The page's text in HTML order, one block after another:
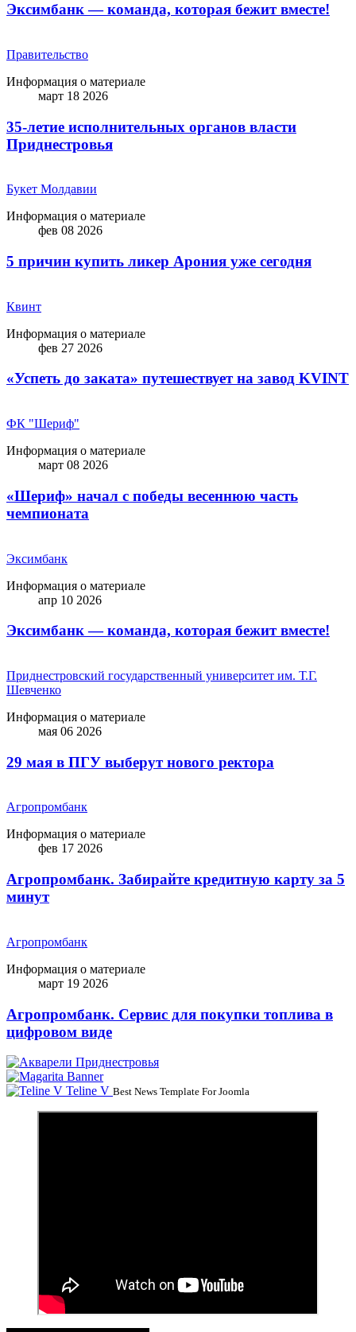
Эксимбанк — команда, которая бежит вместе!
Правительство
Информация о материале
март 18 2026
35-летие исполнительных органов власти
Приднестровья
Букет Молдавии
Информация о материале
фев 08 2026
5 причин купить ликep Арония уже сегодня
Квинт
Информация о материале
фев 27 2026
«Успеть до заката» путешествует на завод KVINT
ФК "Шериф"
Информация о материале
март 08 2026
«Шериф» начал с победы весеннюю часть
чемпионата
Эксимбанк
Информация о материале
апр 10 2026
Эксимбанк — команда, которая бежит вместе!
Приднестровский государственный университет им. Т.Г.
Шевченко
Информация о материале
мая 06 2026
29 мая в ПГУ выберут нового ректора
Агропромбанк
Информация о материале
фев 17 2026
Агропромбанк. Забирайте кредитную карту за 5
минут
Агропромбанк
Информация о материале
март 19 2026
Агропромбанк. Сервис для покупки топлива в
цифровом виде
Teline V Best News Template For Joomla